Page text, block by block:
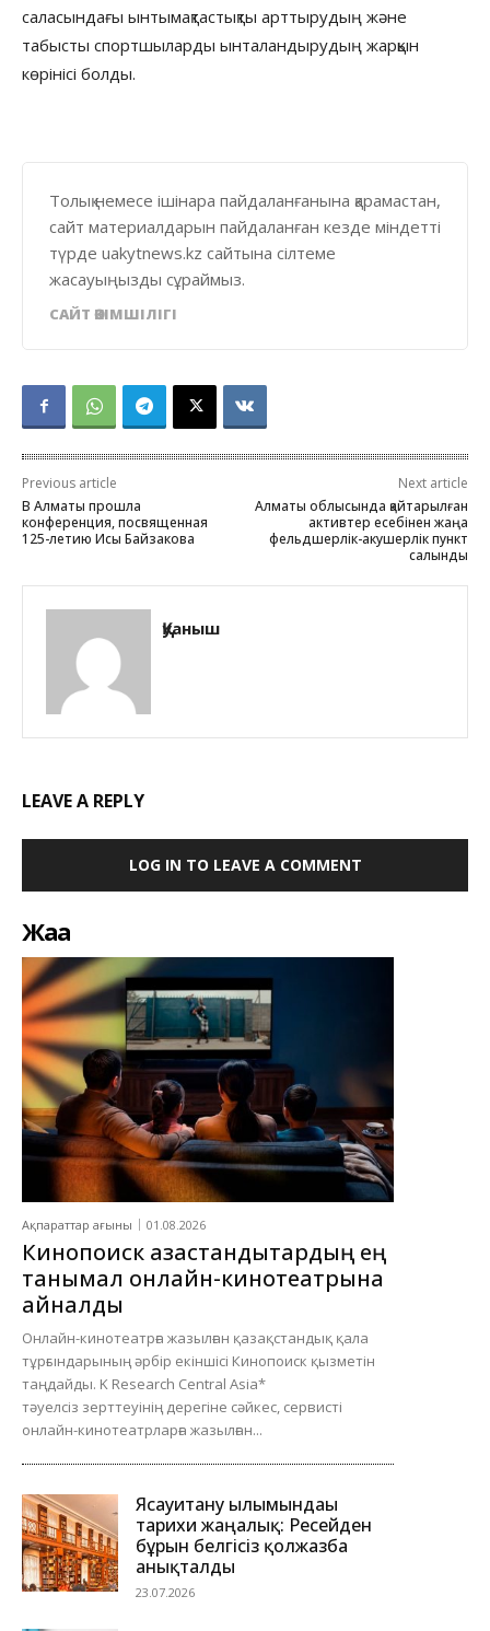
саласындағы ынтымақтастықты арттырудың және
табысты спортшыларды ынталандырудың жарқын
көрінісі болды.
Толық немесе ішінара пайдаланғанына қарамастан,
сайт материалдарын пайдаланған кезде міндетті
түрде uakytnews.kz сайтына сілтеме
жасауыңызды сұраймыз.
САЙТ ӘКІМШІЛІГІ
Previous article
В Алматы прошла
конференция, посвященная
125-летию Исы Байзакова
Next article
Алматы облысында қайтарылған
активтер есебінен жаңа
фельдшерлік-акушерлік пункт
салынды
Қуаныш
LEAVE A REPLY
LOG IN TO LEAVE A COMMENT
Жаңа
Ақпараттар ағыны 01.08.2026
Кинопоиск қазақстандықтардың ең
танымал онлайн-кинотеатрына
айналды
Онлайн-кинотеатрға жазылған қазақстандық қала
тұрғындарының әрбір екіншісі Кинопоиск қызметін
таңдайды. K Research Central Asia*
тәуелсіз зерттеуінің дерегіне сәйкес, сервисті
онлайн-кинотеатрларға жазылған...
Ясауитану ғылымындағы
тарихи жаңалық: Ресейден
бұрын белгісіз қолжазба
анықталды
23.07.2026